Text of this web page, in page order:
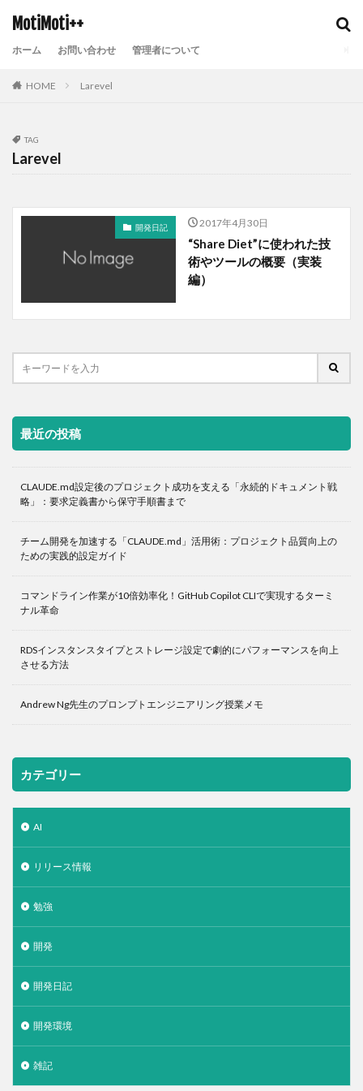
MotiMoti++
ホーム お問い合わせ 管理者について
HOME Larevel
TAG
Larevel
開発日記 2017年4月30日
“Share Diet”に使われた技
術やツールの概要（実装
編）
最近の投稿
CLAUDE.md設定後のプロジェクト成功を支える「永続的ドキュメント戦
略」：要求定義書から保守手順書まで
チーム開発を加速する「CLAUDE.md」活用術：プロジェクト品質向上の
ための実践的設定ガイド
コマンドライン作業が10倍効率化！GitHub Copilot CLIで実現するターミ
ナル革命
RDSインスタンスタイプとストレージ設定で劇的にパフォーマンスを向上
させる方法
Andrew Ng先生のプロンプトエンジニアリング授業メモ
カテゴリー
AI
リリース情報
勉強
開発
開発日記
開発環境
雑記